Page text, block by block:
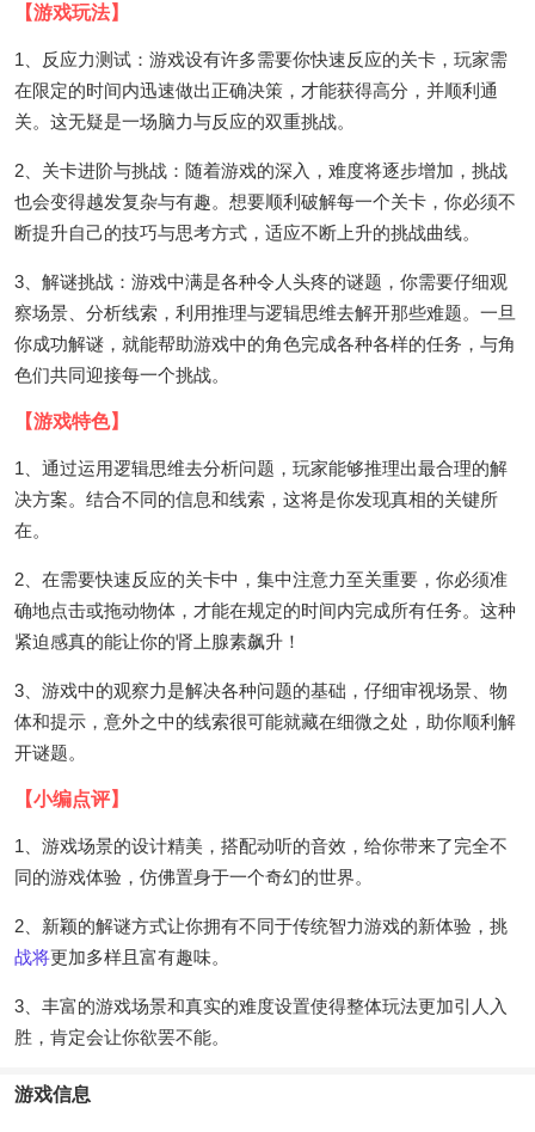
【游戏玩法】
1、反应力测试：游戏设有许多需要你快速反应的关卡，玩家需
在限定的时间内迅速做出正确决策，才能获得高分，并顺利通
关。这无疑是一场脑力与反应的双重挑战。
2、关卡进阶与挑战：随着游戏的深入，难度将逐步增加，挑战
也会变得越发复杂与有趣。想要顺利破解每一个关卡，你必须不
断提升自己的技巧与思考方式，适应不断上升的挑战曲线。
3、解谜挑战：游戏中满是各种令人头疼的谜题，你需要仔细观
察场景、分析线索，利用推理与逻辑思维去解开那些难题。一旦
你成功解谜，就能帮助游戏中的角色完成各种各样的任务，与角
色们共同迎接每一个挑战。
【游戏特色】
1、通过运用逻辑思维去分析问题，玩家能够推理出最合理的解
决方案。结合不同的信息和线索，这将是你发现真相的关键所
在。
2、在需要快速反应的关卡中，集中注意力至关重要，你必须准
确地点击或拖动物体，才能在规定的时间内完成所有任务。这种
紧迫感真的能让你的肾上腺素飙升！
3、游戏中的观察力是解决各种问题的基础，仔细审视场景、物
体和提示，意外之中的线索很可能就藏在细微之处，助你顺利解
开谜题。
【小编点评】
1、游戏场景的设计精美，搭配动听的音效，给你带来了完全不
同的游戏体验，仿佛置身于一个奇幻的世界。
2、新颖的解谜方式让你拥有不同于传统智力游戏的新体验，挑
战将更加多样且富有趣味。
3、丰富的游戏场景和真实的难度设置使得整体玩法更加引人入
胜，肯定会让你欲罢不能。
游戏信息